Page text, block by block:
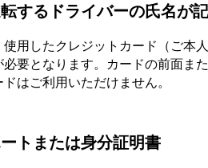
するドライバーの氏名が
用したクレジットカード（ご本
必要となります。カードの前面
はご利用いただけません。
トまたは身分証明書